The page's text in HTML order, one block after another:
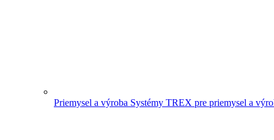
Priemysel a výroba Systémy TREX pre priemysel a